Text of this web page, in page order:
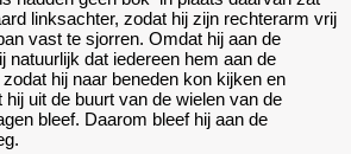
linksachter, zodat hij zijn rechterarm vrij
vast te sjorren. Omdat hij aan de
natuurlijk dat iedereen hem aan de
hij naar beneden kon kijken en
uit de buurt van de wielen van de
bleef. Daarom bleef hij aan de